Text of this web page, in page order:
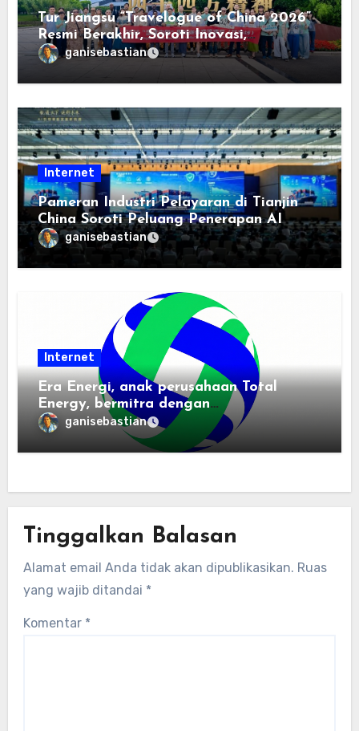
Tur Jiangsu “Travelogue of China 2026”
Resmi Berakhir, Soroti Inovasi,
Keterbukaan, dan Pembangunan
Berorientasi pada Masyarakat
ganisebastian
Internet
Pameran Industri Pelayaran di Tianjin
China Soroti Peluang Penerapan AI
ganisebastian
Internet
Era Energi, anak perusahaan Total
Energy, bermitra dengan
Zhuochuangtong untuk mempercepat
transisi energi Indonesia — raksasa
energi global bergabung dengan tim
terbarukan dan infrastruktur listrik
ganisebastian
Tinggalkan Balasan
Alamat email Anda tidak akan dipublikasikan. Ruas
yang wajib ditandai *
Komentar *